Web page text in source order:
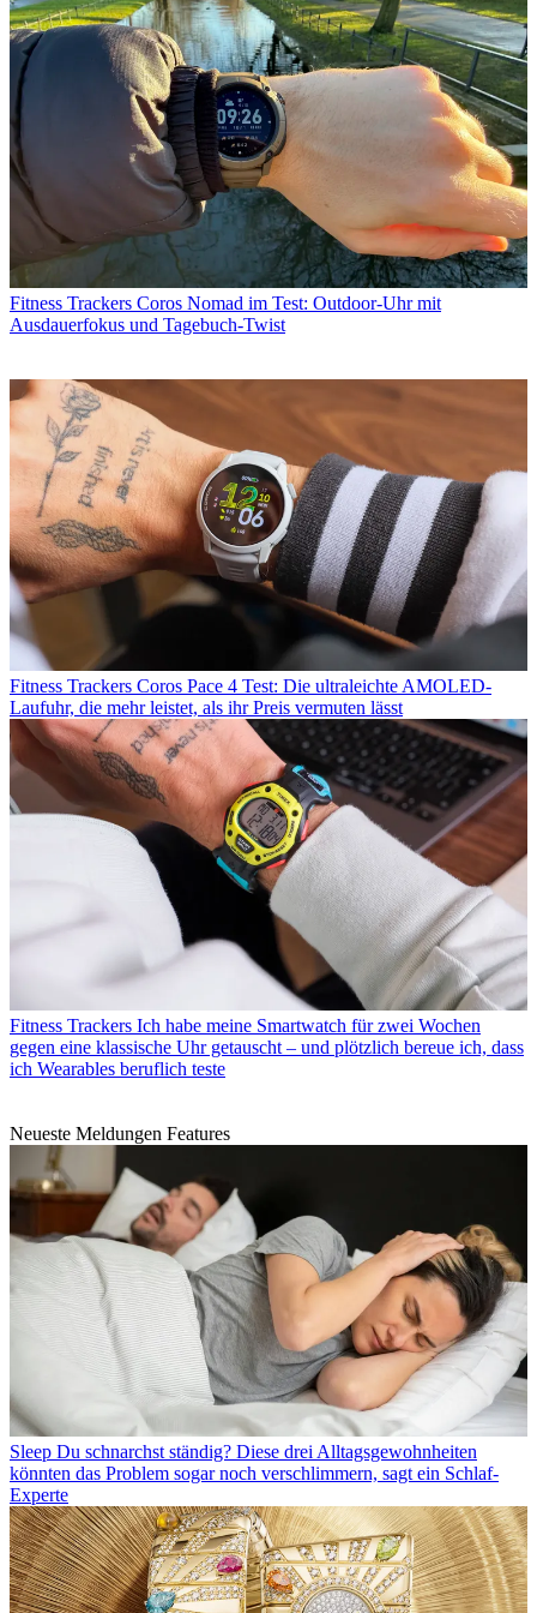
Fitness Trackers Coros Nomad im Test: Outdoor-Uhr mit
Ausdauerfokus und Tagebuch-Twist
Fitness Trackers Coros Pace 4 Test: Die ultraleichte AMOLED-
Laufuhr, die mehr leistet, als ihr Preis vermuten lässt
Fitness Trackers Ich habe meine Smartwatch für zwei Wochen
gegen eine klassische Uhr getauscht – und plötzlich bereue ich, dass
ich Wearables beruflich teste
Neueste Meldungen Features
Sleep Du schnarchst ständig? Diese drei Alltagsgewohnheiten
könnten das Problem sogar noch verschlimmern, sagt ein Schlaf-
Experte